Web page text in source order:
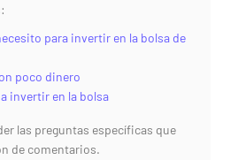
para invertir en la bolsa de
poco dinero
invertir en la bolsa
las preguntas específicas que
de comentarios.